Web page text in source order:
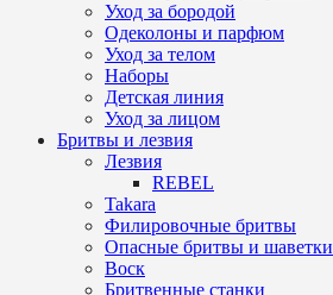
Уход за бородой
Одеколоны и парфюм
Уход за телом
Наборы
Детская линия
Уход за лицом
Бритвы и лезвия
Лезвия
REBEL
Takara
Филировочные бритвы
Опасные бритвы и шаветки
Воск
Бритвенные станки